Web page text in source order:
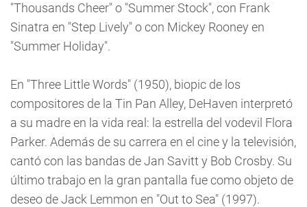
"Thousands Cheer" o "Summer Stock", con Frank
Sinatra en "Step Lively" o con Mickey Rooney en
"Summer Holiday".
En "Three Little Words" (1950), biopic de los
compositores de la Tin Pan Alley, DeHaven interpretó
a su madre en la vida real: la estrella del vodevil Flora
Parker. Además de su carrera en el cine y la televisión,
cantó con las bandas de Jan Savitt y Bob Crosby. Su
último trabajo en la gran pantalla fue como objeto de
deseo de Jack Lemmon en "Out to Sea" (1997).